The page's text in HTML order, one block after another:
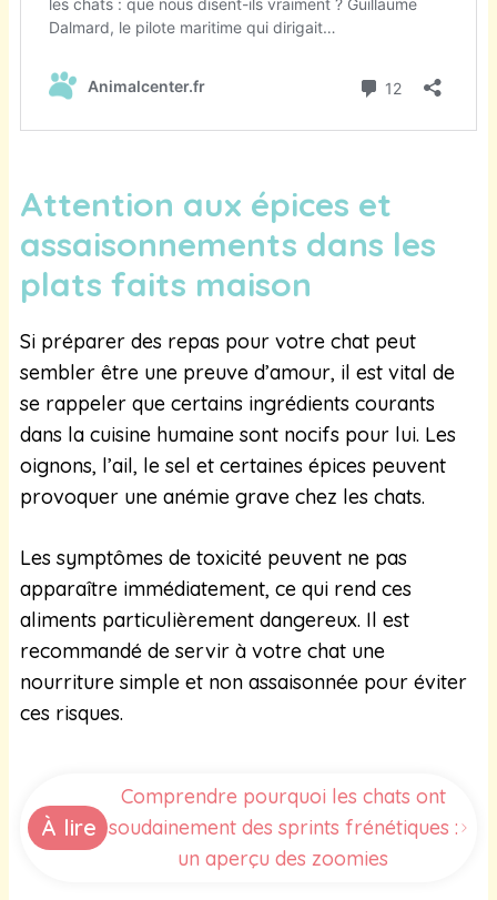
Attention aux épices et
assaisonnements dans les
plats faits maison
Si préparer des repas pour votre chat peut
sembler être une preuve d’amour, il est vital de
se rappeler que certains ingrédients courants
dans la cuisine humaine sont nocifs pour lui. Les
oignons, l’ail, le sel et certaines épices peuvent
provoquer une anémie grave chez les chats.
Les symptômes de toxicité peuvent ne pas
apparaître immédiatement, ce qui rend ces
aliments particulièrement dangereux. Il est
recommandé de servir à votre chat une
nourriture simple et non assaisonnée pour éviter
ces risques.
À lire
Comprendre pourquoi les chats ont
soudainement des sprints frénétiques :
un aperçu des zoomies